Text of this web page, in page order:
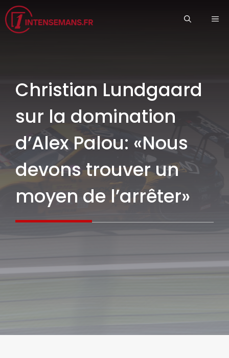
Aller
au
contenu
Christian Lundgaard
sur la domination
d’Alex Palou: «Nous
devons trouver un
moyen de l’arrêter»